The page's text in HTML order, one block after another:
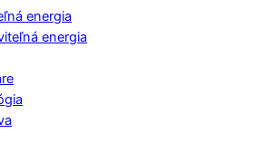
energia
energia